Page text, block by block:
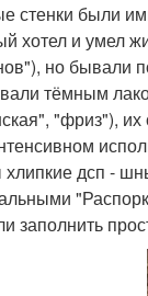
стенки были
хотел и умел
но бывали
тёмным
"фриз"),
дсп -
заполнить